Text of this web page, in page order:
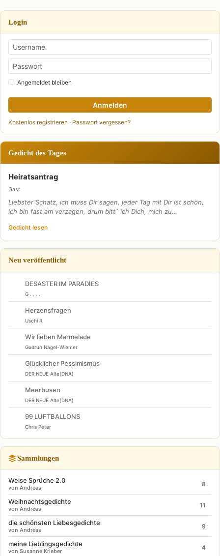
Login
Angemeldet bleiben
Anmelden
Kostenlos registrieren · Passwort vergessen?
Gedicht des Tages
Heiratsantrag
Gast
Liebster Schatz, ich muss Dir sagen, jeder Tag mit Dir ist schön,
ich bin fast am verzagen, drum bitt´ ich Dich, mich zu…
Gedicht lesen
Neu veröffentlicht
DESASTER IM PARADIES
G . . . .
Herzensfragen
Uschi R.
Wir lieben Marmelade
Gudrun Nagel-Wiemer
Glücklicher Pessimismus
DER NEUE Alte(DNA)
Meerbusen
DER NEUE Alte(DNA)
99 LUFTBALLONS
Chris Peter
Sammlungen
Weise Sprüche 2.0
von Andreas
8
Weihnachtsgedichte
von Andreas
11
die schönsten Liebesgedichte
von Andreas
9
meine Lieblingsgedichte
von Susanne Krieber
4